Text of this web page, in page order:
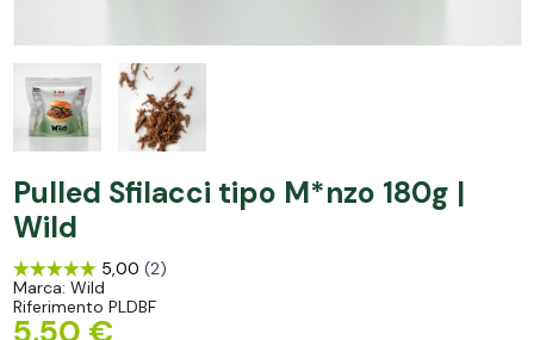
Pulled Sfilacci tipo M*nzo 180g |
Wild
Marca: Wild
Riferimento PLDBF
5,50 €